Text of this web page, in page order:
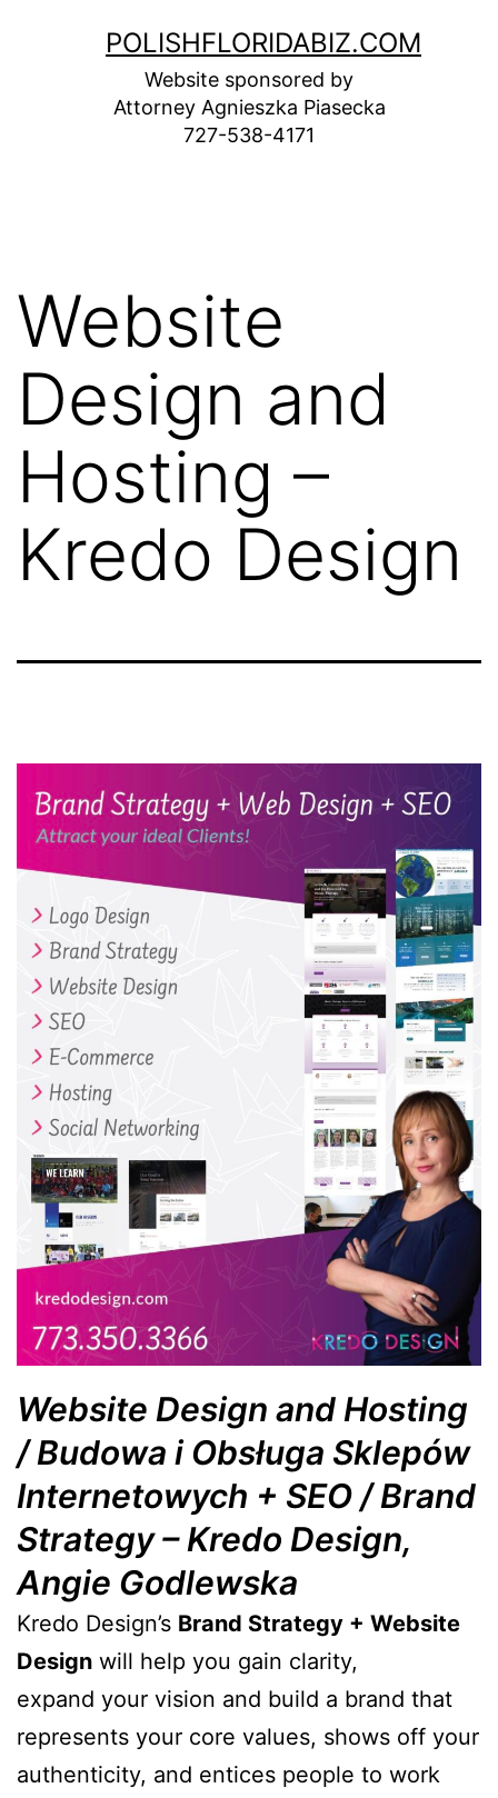
POLISHFLORIDABIZ.COM
Website sponsored by
Attorney Agnieszka Piasecka
727-538-4171
Website
Design and
Hosting –
Kredo Design
Website Design and Hosting
/ Budowa i Obsługa Sklepów
Internetowych + SEO / Brand
Strategy – Kredo Design,
Angie Godlewska
Kredo Design’s Brand Strategy + Website
Design will help you gain clarity,
expand your vision and build a brand that
represents your core values, shows off your
authenticity, and entices people to work